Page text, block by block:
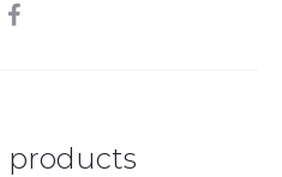
SHARE
products